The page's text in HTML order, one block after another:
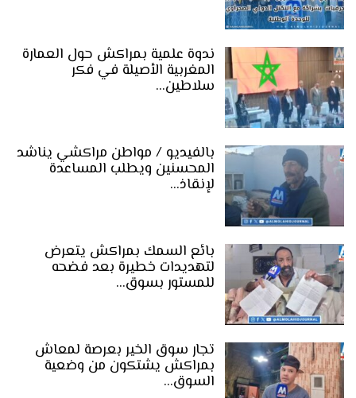
ندوة علمية بمراكش حول العمارة
المغربية الأصيلة في فكر
سلاطين…
بالفيديو / مواطن مراكشي يناشد
المحسنين ويطلب المساعدة
لإنقاذ…
بائع السمك بمراكش يتعرض
لتهديدات خطيرة بعد فضحه
للمستور بسوق…
تجار سوق الخير بعرصة لمعاش
بمراكش يشتكون من وضعية
السوق…